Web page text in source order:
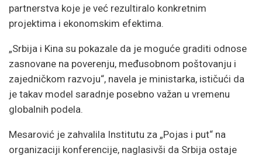
partnerstva koje je već rezultiralo konkretnim
projektima i ekonomskim efektima.
„Srbija i Kina su pokazale da je moguće graditi odnose
zasnovane na poverenju, međusobnom poštovanju i
zajedničkom razvoju“, navela je ministarka, ističući da
je takav model saradnje posebno važan u vremenu
globalnih podela.
Mesarović je zahvalila Institutu za „Pojas i put“ na
organizaciji konferencije, naglasivši da Srbija ostaje